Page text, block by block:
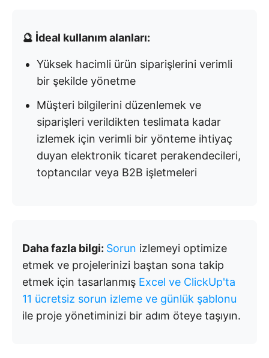
🔮 İdeal kullanım alanları:
Yüksek hacimli ürün siparişlerini verimli
bir şekilde yönetme
Müşteri bilgilerini düzenlemek ve
siparişleri verildikten teslimata kadar
izlemek için verimli bir yönteme ihtiyaç
duyan elektronik ticaret perakendecileri,
toptancılar veya B2B işletmeleri
Daha fazla bilgi: Sorun izlemeyi optimize
etmek ve projelerinizi baştan sona takip
etmek için tasarlanmış Excel ve ClickUp'ta
11 ücretsiz sorun izleme ve günlük şablonu
ile proje yönetiminizi bir adım öteye taşıyın.